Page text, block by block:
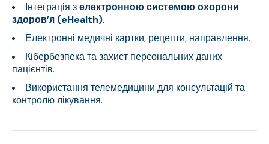
Інтеграція зелектронною системою охорони
здоров’я (eHealth).
Електронні медичні картки, рецепти, направлення.
Кібербезпека та захист персональних даних
пацієнтів.
Використання телемедицини для консультацій та
контролю лікування.